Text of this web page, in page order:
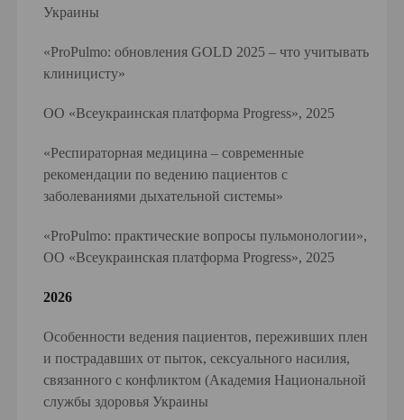
Украины
«ProPulmo: обновления GOLD 2025 – что учитывать
клиницисту»
ОО «Всеукраинская платформа Progress», 2025
«Респираторная медицина – современные
рекомендации по ведению пациентов с
заболеваниями дыхательной системы»
«ProPulmo: практические вопросы пульмонологии»,
ОО «Всеукраинская платформа Progress», 2025
2026
Особенности ведения пациентов, переживших плен
и пострадавших от пыток, сексуального насилия,
связанного с конфликтом (Академия Национальной
службы здоровья Украины